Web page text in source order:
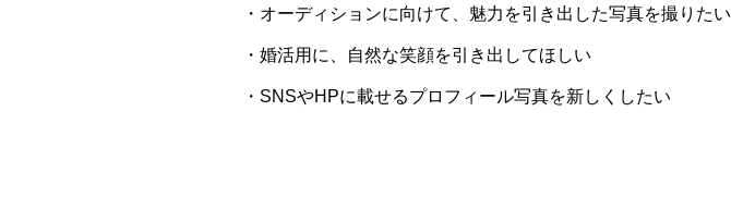
・オーディションに向けて、魅力を引き出した写真を撮りたい
・婚活用に、自然な笑顔を引き出してほしい
・SNSやHPに載せるプロフィール写真を新しくしたい